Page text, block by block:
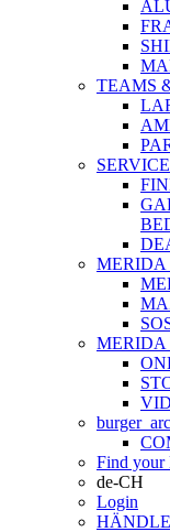
TEAMS
SERVICE
MERIDA
MERIDA
Find your
de-CH
Login